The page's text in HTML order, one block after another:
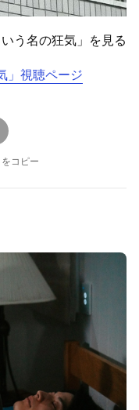
う名の狂気」を見る
」視聴ページ
をコピー